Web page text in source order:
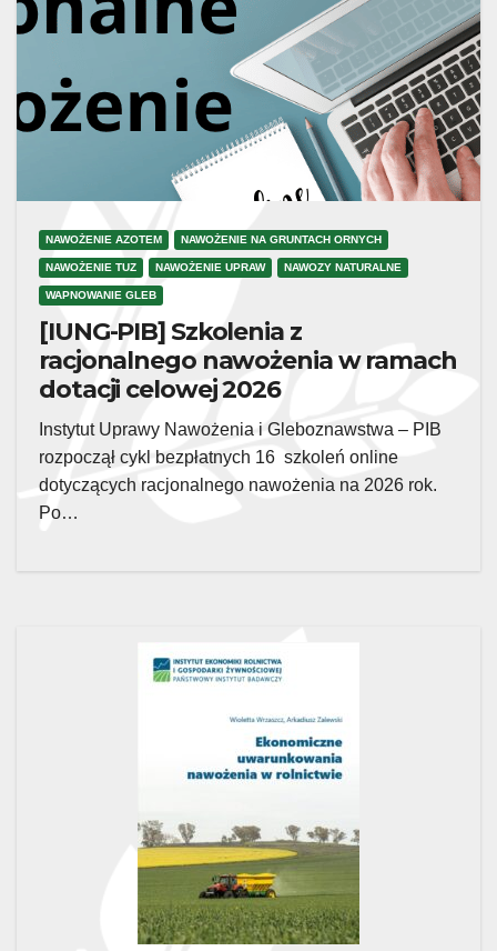
NAWOŻENIE AZOTEM NAWOŻENIE NA GRUNTACH ORNYCH
NAWOŻENIE TUZ NAWOŻENIE UPRAW NAWOZY NATURALNE
WAPNOWANIE GLEB
[IUNG-PIB] Szkolenia z
racjonalnego nawożenia w ramach
dotacji celowej 2026
Instytut Uprawy Nawożenia i Gleboznawstwa – PIB
rozpoczął cykl bezpłatnych 16 szkoleń online
dotyczących racjonalnego nawożenia na 2026 rok.
Po…